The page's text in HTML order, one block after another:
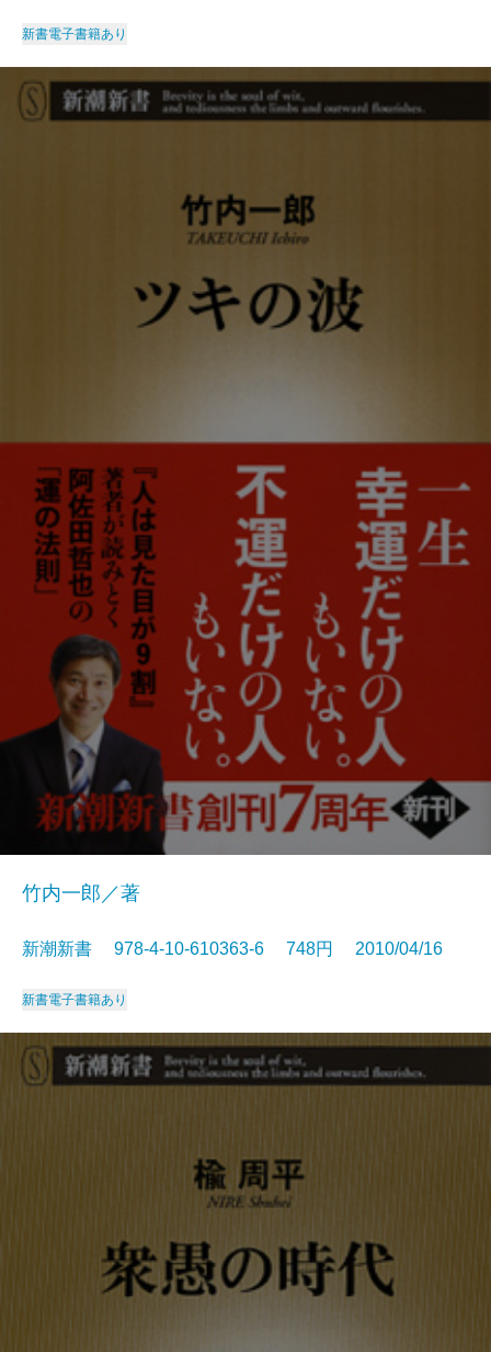
新書電子書籍あり
竹内一郎／著
新潮新書 978-4-10-610363-6 748円 2010/04/16
新書電子書籍あり